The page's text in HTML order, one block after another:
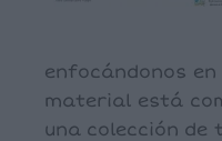
enfocándonos
material está
una colección